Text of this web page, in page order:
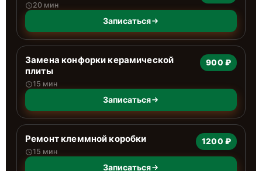
20 мин
Записаться
Замена конфорки керамической
плиты
15 мин
900 ₽
Записаться
Ремонт клеммной коробки
15 мин
1200 ₽
Записаться